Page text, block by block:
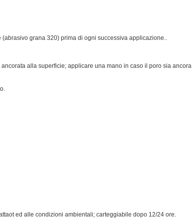
grana 320) prima di ogni successiva applicazione..
alla superficie; applicare una mano in caso il poro sia ancora
ed alle condizioni ambientali; carteggiabile dopo 12/24 ore.